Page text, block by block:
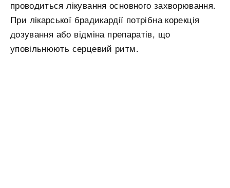
проводиться лікування основного захворювання.
При лікарської брадикардії потрібна корекція
дозування або відміна препаратів, що
уповільнюють серцевий ритм.